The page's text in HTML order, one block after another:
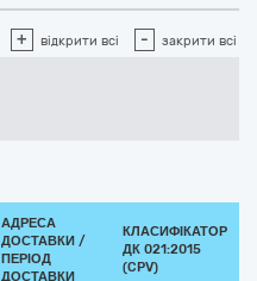
+ відкрити всі - закрити всі
АДРЕСА
ДОСТАВКИ /
ПЕРІОД
ДОСТАВКИ
КЛАСИФІКАТОР
ДК 021:2015
(CPV)